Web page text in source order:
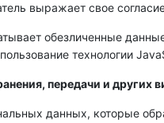
выражает свое
обезличенные
технологии
передачи и других
данных, которые